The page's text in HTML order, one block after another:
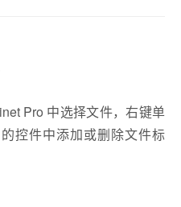
Pro 中选择文件，右键单
控件中添加或删除文件标